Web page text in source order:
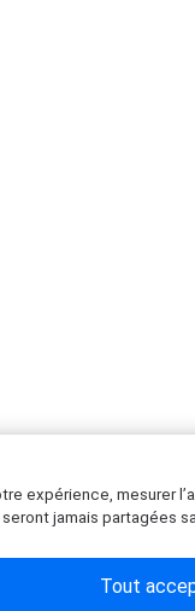
expérience, mesurer
jamais partagées
Tout